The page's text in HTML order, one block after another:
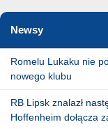
Newsy
Romelu Lukaku nie
nowego klubu
RB Lipsk znalazł
Hoffenheim dołącza